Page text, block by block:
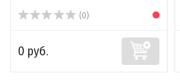
(0)
0 руб.